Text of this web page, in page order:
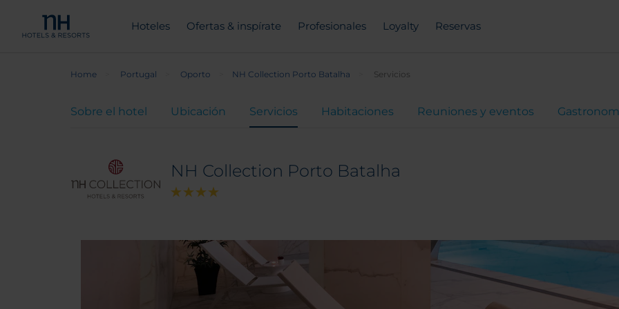
Hoteles Ofertas & inspírate Profesionales Loyalty Reservas
Home Portugal Oporto NH Collection Porto Batalha Servicios
Sobre el hotel Ubicación Servicios Habitaciones Reuniones y eventos
NH Collection Porto Batalha